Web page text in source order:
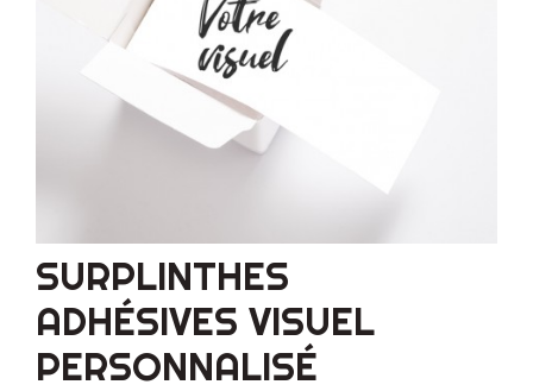
SURPLINTHES
ADHÉSIVES VISUEL
PERSONNALISÉ